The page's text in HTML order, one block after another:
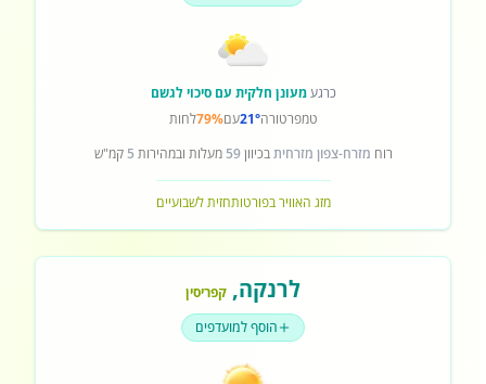
כרגעמעונן חלקית עם סיכוי לגשם
טמפרטורה21°עם79%לחות
רוח מזרח-צפון מזרחיתבכיוון59 מעלות ובמהירות 5 קמ"ש
מזג האוויר בפורטותחזית לשבועיים
לרנקה, קפריסין
הוסף למועדפים